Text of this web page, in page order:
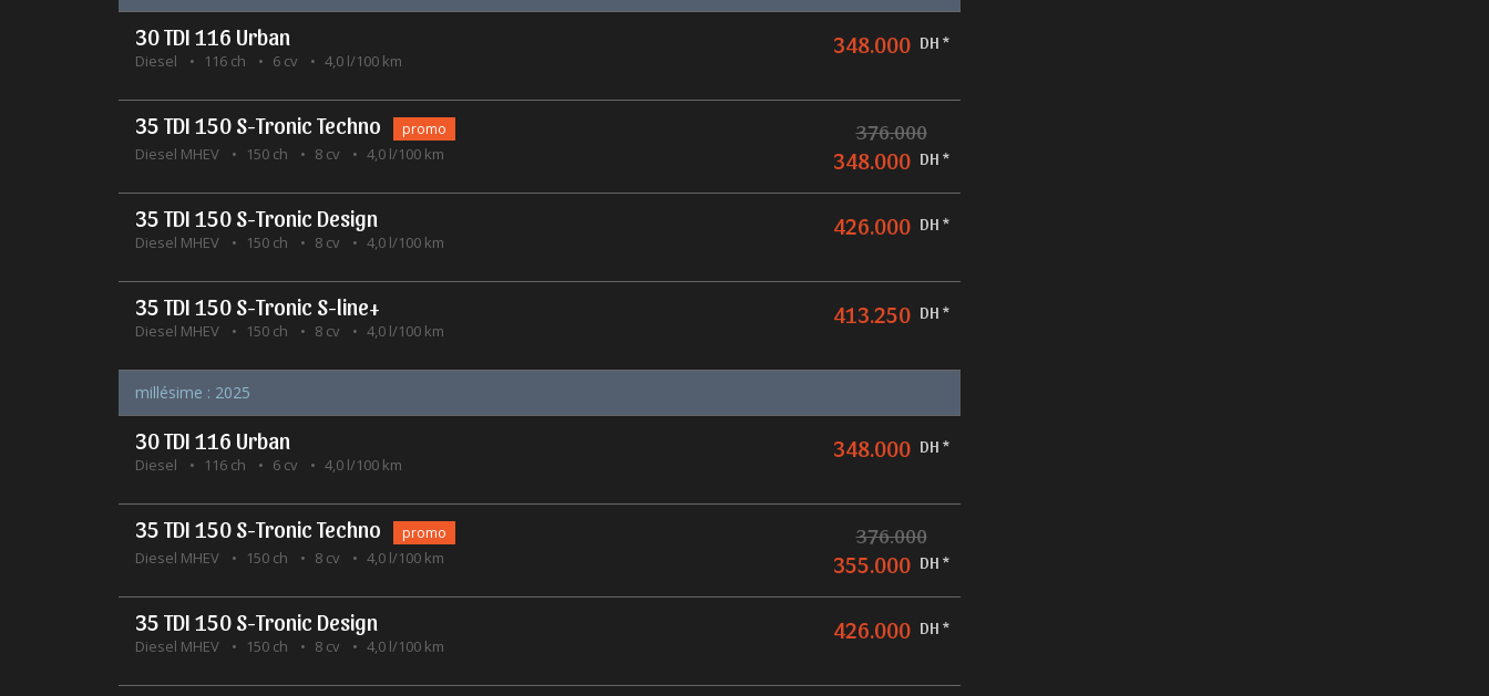
30 TDI 116 Urban
Diesel 116 ch 6 cv 4,0 l/100 km
348.000 DH *
35 TDI 150 S-Tronic Techno promo
Diesel MHEV 150 ch 8 cv 4,0 l/100 km
376.000
348.000 DH *
35 TDI 150 S-Tronic Design
Diesel MHEV 150 ch 8 cv 4,0 l/100 km
426.000 DH *
35 TDI 150 S-Tronic S-line+
Diesel MHEV 150 ch 8 cv 4,0 l/100 km
413.250 DH *
millésime : 2025
30 TDI 116 Urban
Diesel 116 ch 6 cv 4,0 l/100 km
348.000 DH *
35 TDI 150 S-Tronic Techno promo
Diesel MHEV 150 ch 8 cv 4,0 l/100 km
376.000
355.000 DH *
35 TDI 150 S-Tronic Design
Diesel MHEV 150 ch 8 cv 4,0 l/100 km
426.000 DH *